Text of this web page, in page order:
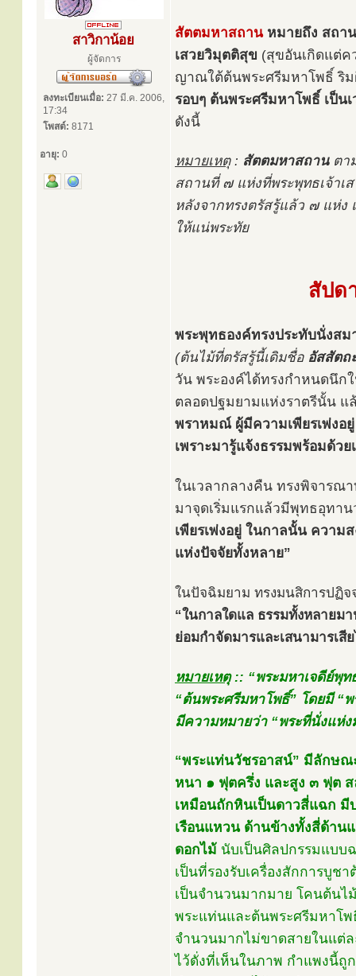
สาวิกาน้อย
ผู้จัดการ
ลงทะเบียนเมื่อ: 27 มี.ค. 2006,
17:34
โพสต์: 8171
อายุ: 0
สัตตมหาสถานหมายถึง สถา
เสวยวิมุตติสุข (สุขอันเกิดแต่
ญาณใต้ต้นพระศรีมหาโพธิ์ ริ
รอบๆ ต้นพระศรีมหาโพธิ์ เป็
ดังนี้
หมายเหตุ: สัตตมหาสถานตา
สถานที่ ๗ แห่งที่พระพุทธเจ้าเ
หลังจากทรงตรัสรู้แล้ว ๗ แห่
ให้แน่พระทัย
สัปด
พระพุทธองค์ทรงประทับนั่งส
(ต้นไม้ที่ตรัสรู้นี้เดิมชื่อ อัสสัตถ
วัน พระองค์ได้ทรงกำหนดนึ
ตลอดปฐมยามแห่งราตรีนั้น
พราหมณ์ ผู้มีความเพียรเพ่ง
เพราะมารู้แจ้งธรรมพร้อมด้วย
ในเวลากลางคืน ทรงพิจาร
มาจุดเริ่มแรกแล้วมีพุทธอุทา
เพียรเพ่งอยู่ ในกาลนั้น ความ
แห่งปัจจัยทั้งหลาย”
ในปัจฉิมยาม ทรงมนสิการปฏิ
“ในกาลใดแล ธรรมทั้งหลาย
ย่อมกำจัดมารและเสนามารเ
หมายเหตุ:: “พระมหาเจดีย์พุท
“ต้นพระศรีมหาโพธิ์” โดยมี “
มีความหมายว่า “พระที่นั่งแห่
“พระแท่นวัชรอาสน์” มีลักษ
หนา ๑ ฟุตครึ่ง และสูง ๓ ฟุต
เหมือนถักหินเป็นดาวสี่แฉก มี
เรือนแหวน ด้านข้างทั้งสี่ด้าน
ดอกไม้ นับเป็นศิลปกรรมแบบ
เป็นที่รองรับเครื่องสักการบูช
เป็นจำนวนมากมาย โคนต้นไ
พระแท่นและต้นพระศรีมหาโ
จำนวนมากไม่ขาดสายในแต่
ไว้ดั่งที่เห็นในภาพ กำแพงนี้ถู